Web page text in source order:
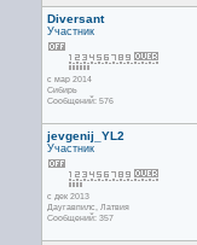
Diversant
Участник
с мар 2014
Сибирь
Сообщений: 576
jevgenij_YL2
Участник
с дек 2013
Даугавпилс, Латвия
Сообщений: 357